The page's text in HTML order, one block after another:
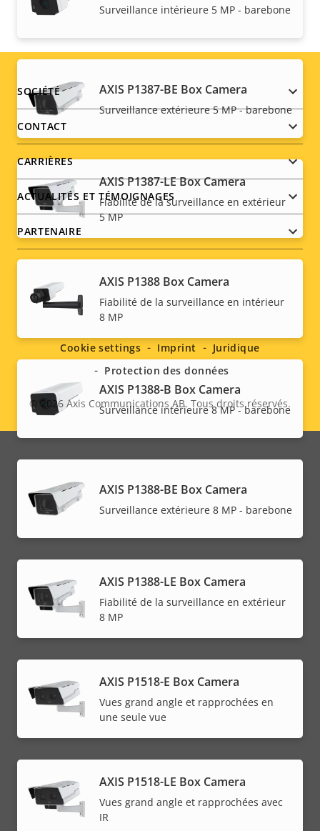
Surveillance intérieure 5 MP - barebone
AXIS P1387-BE Box Camera
Surveillance extérieure 5 MP - barebone
AXIS P1387-LE Box Camera
Fiabilité de la surveillance en extérieur
5 MP
AXIS P1388 Box Camera
Fiabilité de la surveillance en intérieur
8 MP
AXIS P1388-B Box Camera
Surveillance intérieure 8 MP - barebone
AXIS P1388-BE Box Camera
Surveillance extérieure 8 MP - barebone
AXIS P1388-LE Box Camera
Fiabilité de la surveillance en extérieur
8 MP
AXIS P1518-E Box Camera
Vues grand angle et rapprochées en
une seule vue
AXIS P1518-LE Box Camera
Vues grand angle et rapprochées avec
IR
Footer
menu
SOCIÉTÉ
CONTACT
CARRIÈRES
ACTUALITÉS ET TÉMOIGNAGES
PARTENAIRE
Social
menu
Legal
menu
© 2026 Axis Communications AB. Tous droits réservés.
Cookie settings Imprint
Juridique
Protection des données